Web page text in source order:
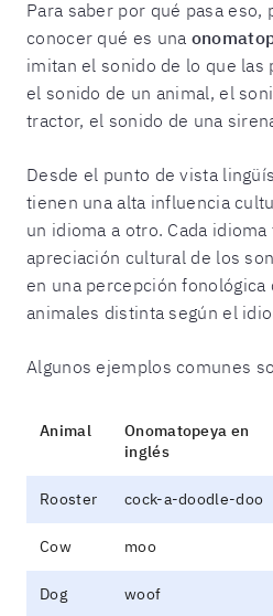
Para saber por qué pasa eso,
conocer qué es una
imitan el sonido de lo que las
el sonido de un animal, el
tractor, el sonido de una
Desde el punto de vista
tienen una alta influencia
un idioma a otro. Cada
apreciación cultural de los
en una percepción fonológica
animales distinta según el
Algunos ejemplos comunes
Animal
Onomatopeya en
inglés
Rooster cock-a-doodle-doo
Cow moo
Dog woof